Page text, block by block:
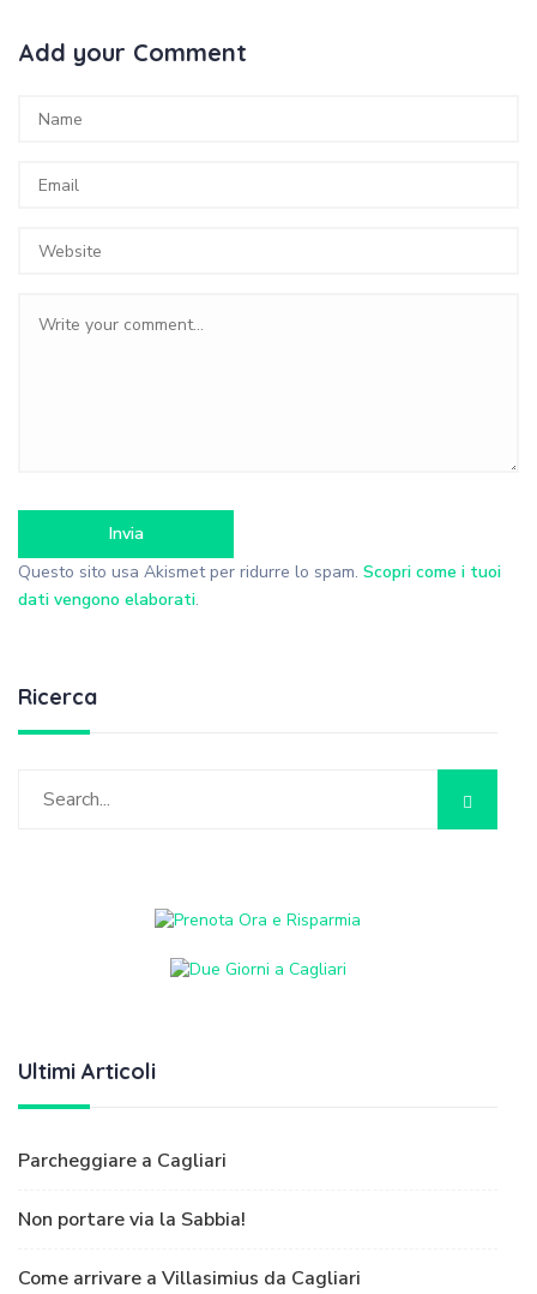
Add your Comment
Questo sito usa Akismet per ridurre lo spam. Scopri come i tuoi
dati vengono elaborati.
Ricerca
Ultimi Articoli
Parcheggiare a Cagliari
Non portare via la Sabbia!
Come arrivare a Villasimius da Cagliari